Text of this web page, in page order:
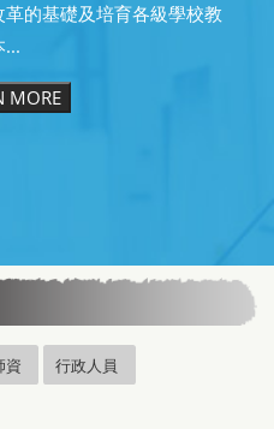
的基礎及培育各級學校教
...
MORE
資 行政人員